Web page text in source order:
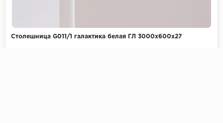
Столешница G011/1 галактика белая ГЛ 3000х600х27